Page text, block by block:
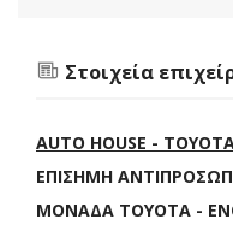
Στοιχεία
AUTO HOUSE -
ΕΠΙΣΗΜΗ
ΜΟΝΑΔΑ TOYOTA -